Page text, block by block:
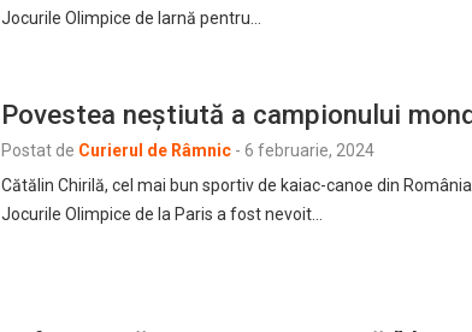
Jocurile Olimpice de Iarnă pentru…
Povestea neștiută a campionului
Postat de Curierul de Râmnic - 6 februarie, 2024
Cătălin Chirilă, cel mai bun sportiv de kaiac-canoe din
Jocurile Olimpice de la Paris a fost nevoit…